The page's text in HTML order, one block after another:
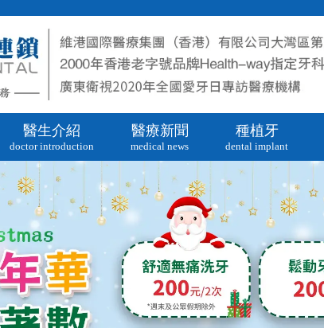
醫生介紹
doctor introduction
醫療新聞
medical news
種植牙
dental implant